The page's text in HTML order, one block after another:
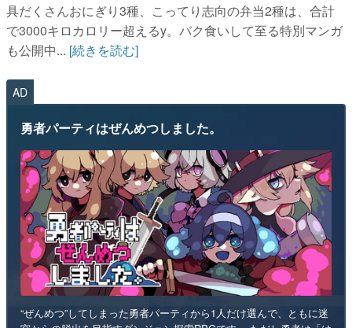
具だくさんおにぎり3種、こってり志向の弁当2種は、合計
で3000キロカロリー超えるy。バク食いして至る特別マンガ
も公開中‎... [続きを読む]
AD
勇者パーティはぜんめつしました。
“ぜんめつ”してしまった勇者パーティから1人だけ選んで、ともに迷